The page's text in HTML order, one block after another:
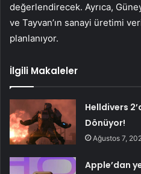
değerlendirecek. Ayrıca,
ve Tayvan’ın sanayi üretimi
planlanıyor.
İlgili Makaleler
Helldivers
Dönüyor!
Ağustos 7,
Apple’dan